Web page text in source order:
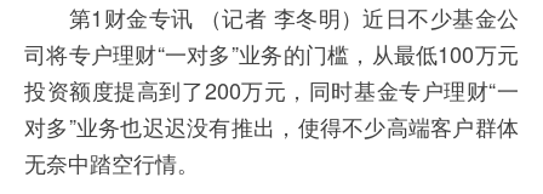
第1财金专讯 （记者 李冬明）近日不少基金公
司将专户理财“一对多”业务的门槛，从最低100万元
投资额度提高到了200万元，同时基金专户理财“一
对多”业务也迟迟没有推出，使得不少高端客户群体
无奈中踏空行情。